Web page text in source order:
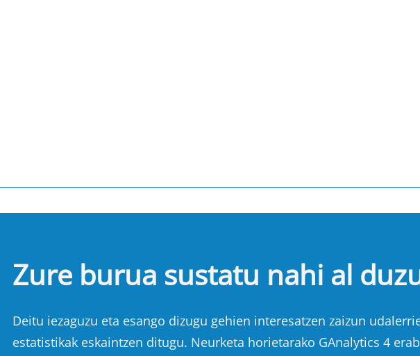
Zure burua sustatu nahi al
Deitu iezaguzu eta esango dizugu gehien interesatzen zaizun
estatistikak eskaintzen ditugu. Neurketa horietarako GAnalytics 4